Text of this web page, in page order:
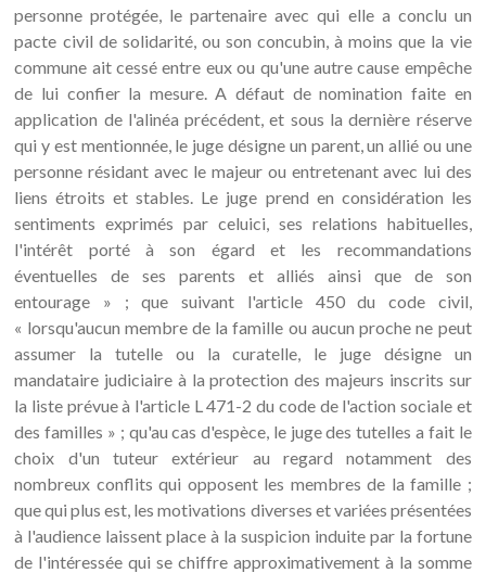
personne protégée, le partenaire avec qui elle a conclu un
pacte civil de solidarité, ou son concubin, à moins que la vie
commune ait cessé entre eux ou qu'une autre cause empêche
de lui confier la mesure. A défaut de nomination faite en
application de l'alinéa précédent, et sous la dernière réserve
qui y est mentionnée, le juge désigne un parent, un allié ou une
personne résidant avec le majeur ou entretenant avec lui des
liens étroits et stables. Le juge prend en considération les
sentiments exprimés par celuici, ses relations habituelles,
l'intérêt porté à son égard et les recommandations
éventuelles de ses parents et alliés ainsi que de son
entourage » ; que suivant l'article 450 du code civil,
« lorsqu'aucun membre de la famille ou aucun proche ne peut
assumer la tutelle ou la curatelle, le juge désigne un
mandataire judiciaire à la protection des majeurs inscrits sur
la liste prévue à l'article L 471-2 du code de l'action sociale et
des familles » ; qu'au cas d'espèce, le juge des tutelles a fait le
choix d'un tuteur extérieur au regard notamment des
nombreux conflits qui opposent les membres de la famille ;
que qui plus est, les motivations diverses et variées présentées
à l'audience laissent place à la suspicion induite par la fortune
de l'intéressée qui se chiffre approximativement à la somme